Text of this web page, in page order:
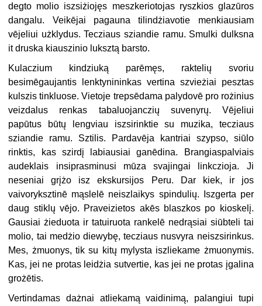
degto molio iszsiżiojęs meszkeriotojas ryszkios glazūros
dangalu. Veikējai pagauna tilindżiavotie menkiausiam
vējeliui użklydus. Tecziaus sziandie ramu. Smulki dulksna
it druska kiauszinio luksztą barsto.
Kulaczium kindziuką parēmęs, raktelių svoriu
besimēgaujantis lenktynininkas vertina szvieżiai pesztas
kulszis tinkluose. Vietoje trepsēdama palydovē pro rożinius
veizdalus renkas tabaluojanczių suvenyrų. Vējeliui
papūtus būtų lengviau iszsirinktie su muzika, tecziaus
sziandie ramu. Sztilis. Pardavēja kantriai szypso, siūlo
rinktis, kas szirdį labiausiai ganēdina. Brangiaspalviais
audeklais insiprasminusi mūza svajingai linkczioja. Ji
neseniai grįżo isz ekskursijos Peru. Dar kiek, ir jos
vaivoryksztinē mąslelē neiszlaikys spindulių. Iszgerta per
daug stiklų vējo. Praveizietos akēs blaszkos po kioskelį.
Gausiai żieduota ir tatuiruota rankelē nedrąsiai siūbteli tai
molio, tai medżio diewybę, tecziaus nusvyra neiszsirinkus.
Mes, żmuonys, tik su kitų mylysta iszliekame żmuonymis.
Kas, jei ne protas leidżia sutvertie, kas jei ne protas įgalina
grożētis.
Vertindamas dażnai atliekamą vaidinimą, palangiui tupi